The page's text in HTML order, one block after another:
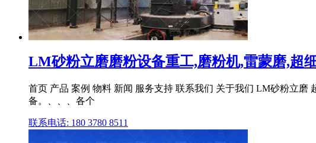
LM砂粉立磨磨粉设备重工,磨粉机,雷蒙磨,超
首页 产品 案例 物料 新闻 服务支持 联系我们 关于我们 LM砂粉立磨
备。、、、各个
联系电话: 180 3780 8511